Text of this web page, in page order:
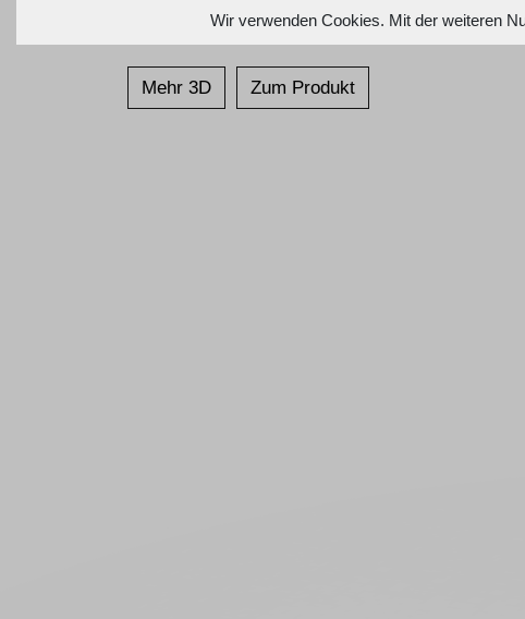
Wir verwenden Cookies. Mit der weiteren
Mehr 3D Zum Produkt